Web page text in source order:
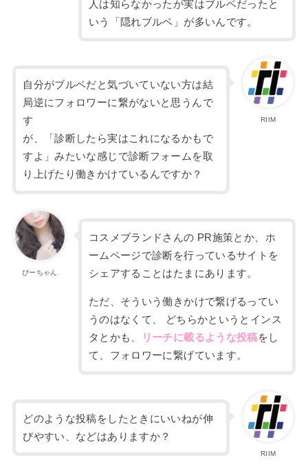
人は知らなかったが実はブルベだったと
いう「隠れブルベ」が多いんです。
RIIM
自分がブルベだと気づいていない方は結
局逆にフォロワーに繋がないと思うんで
す
が、「診断したら実はこれになるかもで
すよ」みたいな感じで診断フォームを取
り上げたり働きかけているんですか？
ぴーちゃん
コスメブランドさんの PR施策とか、ホ
ームページで診断を行っているサイトを
シェアすることはたまにあります。
ただ、そういう働きかけで繋げるってい
うのはなくて、
どちらかというと インス
タとかも、
リーチに載るような投稿をし
て、フォロワーに繋げています。
RIIM
どのような投稿をしたときにいいねが伸
びやすい、などはありますか？